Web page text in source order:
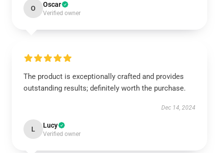
O Oscar
Verified owner
The product is exceptionally crafted and provides
outstanding results; definitely worth the purchase.
Dec 14, 2024
L Lucy
Verified owner